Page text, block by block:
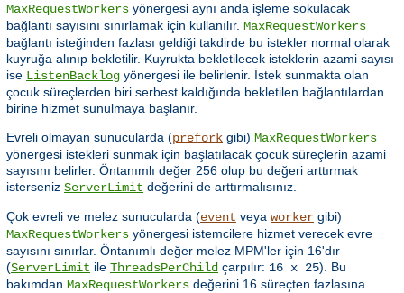
MaxRequestWorkers yönergesi aynı anda işleme sokulacak
bağlantı sayısını sınırlamak için kullanılır. MaxRequestWorkers
bağlantı isteğinden fazlası geldiği takdirde bu istekler normal olarak
kuyruğa alınıp bekletilir. Kuyrukta bekletilecek isteklerin azami sayısı
ise ListenBacklog yönergesi ile belirlenir. İstek sunmakta olan
çocuk süreçlerden biri serbest kaldığında bekletilen bağlantılardan
birine hizmet sunulmaya başlanır.
Evreli olmayan sunucularda (prefork gibi) MaxRequestWorkers
yönergesi istekleri sunmak için başlatılacak çocuk süreçlerin azami
sayısını belirler. Öntanımlı değer 256 olup bu değeri arttırmak
isterseniz ServerLimit değerini de arttırmalısınız.
Çok evreli ve melez sunucularda (event veya worker gibi)
MaxRequestWorkers yönergesi istemcilere hizmet verecek evre
sayısını sınırlar. Öntanımlı değer melez MPM'ler için 16'dır
(ServerLimit ile ThreadsPerChild çarpılır: 16 x 25). Bu
bakımdan MaxRequestWorkers değerini 16 süreçten fazlasına